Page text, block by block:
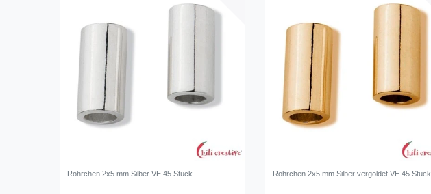
Röhrchen 2x5 mm Silber VE 45 Stück Röhrchen 2x5 mm Silber vergoldet VE 45 Stück